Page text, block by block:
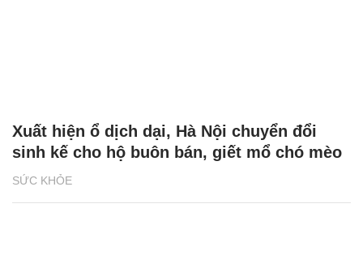
SỨC KHỎE
Xuất hiện ổ dịch dại, Hà Nội chuyển đổi
sinh kế cho hộ buôn bán, giết mổ chó mèo